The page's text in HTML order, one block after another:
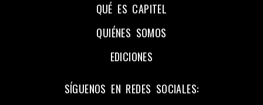
QUÉ ES CAPITEL
QUIÉNES SOMOS
EDICIONES
SÍGUENOS EN REDES SOCIALES: